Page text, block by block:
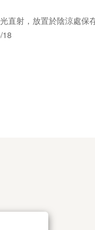
直射，放置於陰涼處保
18